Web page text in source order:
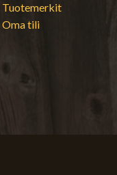
Tuotemerkit
Oma tili